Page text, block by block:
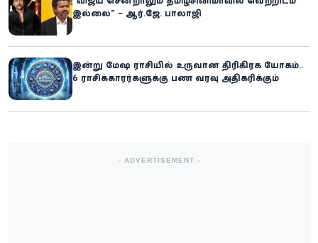
இல்லை” – ஆர்.ஜே. பாலாஜி
இன்று மேஷ ராசியில் உருவான திரிகிரக யோகம்..
6 ராசிக்காரர்களுக்கு பண வரவு அதிகரிக்கும்
- ADVERTISEMENT -